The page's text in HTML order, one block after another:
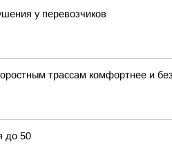
у перевозчиков
трассам комфортнее и
до 50